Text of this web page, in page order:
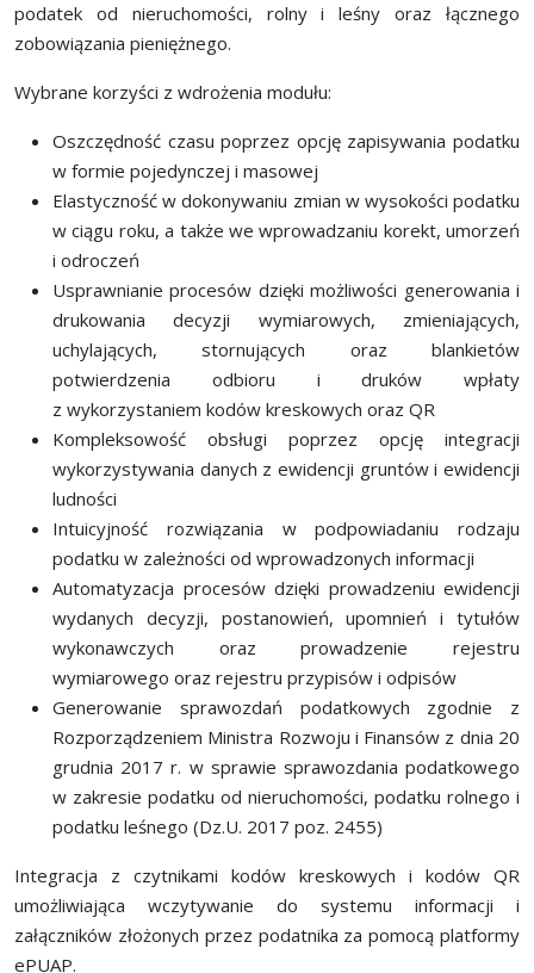
podatek od nieruchomości, rolny i leśny oraz łącznego
zobowiązania pieniężnego.
Wybrane korzyści z wdrożenia modułu:
Oszczędność czasu poprzez opcję zapisywania podatku
w formie pojedynczej i masowej
Elastyczność w dokonywaniu zmian w wysokości podatku
w ciągu roku, a także we wprowadzaniu korekt, umorzeń
i odroczeń
Usprawnianie procesów dzięki możliwości generowania i
drukowania decyzji wymiarowych, zmieniających,
uchylających, stornujących oraz blankietów
potwierdzenia odbioru i druków wpłaty
z wykorzystaniem kodów kreskowych oraz QR
Kompleksowość obsługi poprzez opcję integracji
wykorzystywania danych z ewidencji gruntów i ewidencji
ludności
Intuicyjność rozwiązania w podpowiadaniu rodzaju
podatku w zależności od wprowadzonych informacji
Automatyzacja procesów dzięki prowadzeniu ewidencji
wydanych decyzji, postanowień, upomnień i tytułów
wykonawczych oraz prowadzenie rejestru
wymiarowego oraz rejestru przypisów i odpisów
Generowanie sprawozdań podatkowych zgodnie z
Rozporządzeniem Ministra Rozwoju i Finansów z dnia 20
grudnia 2017 r. w sprawie sprawozdania podatkowego
w zakresie podatku od nieruchomości, podatku rolnego i
podatku leśnego (Dz.U. 2017 poz. 2455)
Integracja z czytnikami kodów kreskowych i kodów QR
umożliwiająca wczytywanie do systemu informacji i
załączników złożonych przez podatnika za pomocą platformy
ePUAP.